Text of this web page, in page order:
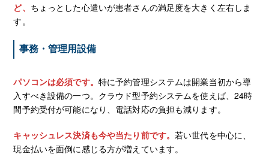
ど、 ちょっとした心遣いが患者さんの満足度を大きく左右しま
す。
事務・管理用設備
パソコンは必須です。 特に予約管理システムは開業当初から導
入すべき設備の一つ。クラウド型予約システムを使えば、24時
間予約受付が可能になり、電話対応の負担も減ります。
キャッシュレス決済も今や当たり前です。若い世代を中心に、
現金払いを面倒に感じる方が増えています。